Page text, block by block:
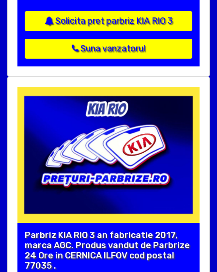
Solicita pret parbriz KIA RIO 3
Suna vanzatorul
Parbriz KIA RIO 3 an fabricatie 2017,
marca AGC. Produs vandut de Parbrize
24 Ore in CERNICA ILFOV cod postal
77035 .